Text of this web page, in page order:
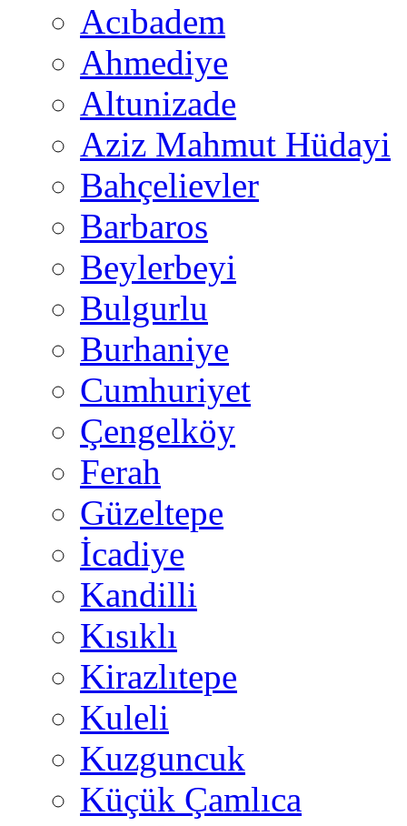
Acıbadem
Ahmediye
Altunizade
Aziz Mahmut Hüdayi
Bahçelievler
Barbaros
Beylerbeyi
Bulgurlu
Burhaniye
Cumhuriyet
Çengelköy
Ferah
Güzeltepe
İcadiye
Kandilli
Kısıklı
Kirazlıtepe
Kuleli
Kuzguncuk
Küçük Çamlıca